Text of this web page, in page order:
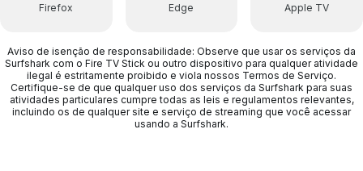
Firefox Edge Apple TV
Aviso de isenção de responsabilidade: Observe que usar os serviços da
Surfshark com o Fire TV Stick ou outro dispositivo para qualquer atividade
ilegal é estritamente proibido e viola nossos Termos de Serviço.
Certifique-se de que qualquer uso dos serviços da Surfshark para suas
atividades particulares cumpre todas as leis e regulamentos relevantes,
incluindo os de qualquer site e serviço de streaming que você acessar
usando a Surfshark.